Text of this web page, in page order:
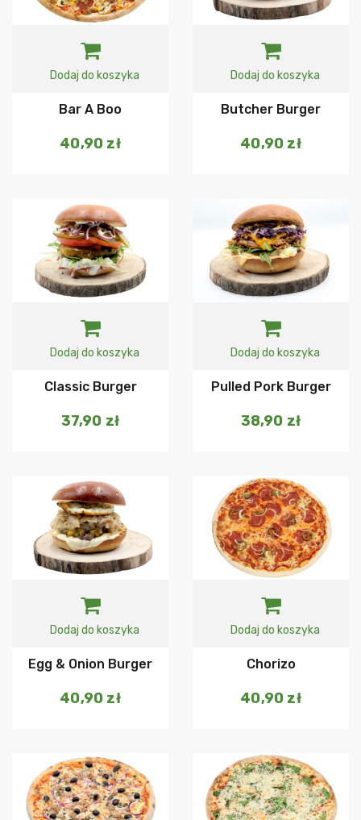
Dodaj do koszyka
Bar A Boo
40,90 zł
Dodaj do koszyka
Butcher Burger
40,90 zł
Dodaj do koszyka
Classic Burger
37,90 zł
Dodaj do koszyka
Pulled Pork Burger
38,90 zł
Dodaj do koszyka
Egg & Onion Burger
40,90 zł
Dodaj do koszyka
Chorizo
40,90 zł